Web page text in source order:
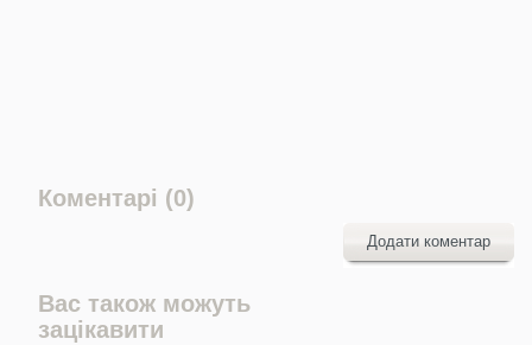
Коментарі (0)
Додати коментар
Вас також можуть
зацікавити